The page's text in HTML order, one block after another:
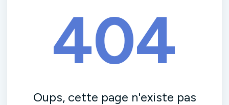
404
Oups, cette page n'existe pas